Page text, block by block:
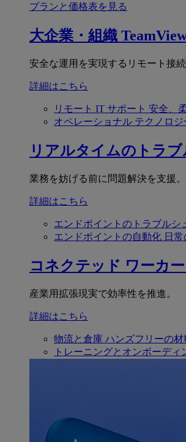
プランと価格表を見る
大企業・組織
安全な運用を実現するリモート接続
詳細はこちら
リモート IT サポート 安全、
オペレーショナル テクノロジ
リアルタイムのトラ
業務を妨げる前に問題解決を支援。
詳細はこちら
エンドポイントのトラブルシ
エンドポイントの自動化 日
コネクテッド ワーカー
産業用拡張現実で効率性を推進。
詳細はこちら
物流と倉庫 ハンズフリーの材
トレーニングとオンボーディ